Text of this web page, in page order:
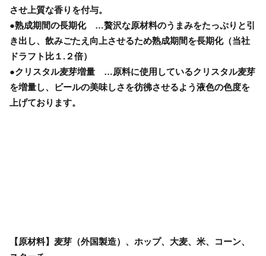
させ上質な香りを付与。
●熟成期間の長期化 …贅沢な原材料のうまみをたっぷりと引
き出し、飲みごたえ向上させるため熟成期間を長期化（当社
ドラフト比１.２倍）
●クリスタル麦芽増量 …原料に使用しているクリスタル麦芽
を増量し、ビールの美味しさを彷彿させるよう液色の色度を
上げております。
【原材料】麦芽（外国製造）、ホップ、大麦、米、コーン、